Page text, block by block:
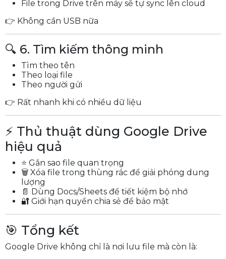
File trong Drive trên máy sẽ tự sync lên cloud
👉 Không cần USB nữa
🔍 6. Tìm kiếm thông minh
Tìm theo tên
Theo loại file
Theo người gửi
👉 Rất nhanh khi có nhiều dữ liệu
⚡ Thủ thuật dùng Google Drive
hiệu quả
⭐ Gắn sao file quan trọng
🗑 Xóa file trong thùng rác để giải phóng dung
lượng
📄 Dùng Docs/Sheets để tiết kiệm bộ nhớ
🔐 Giới hạn quyền chia sẻ để bảo mật
🎯 Tổng kết
Google Drive không chỉ là nơi lưu file mà còn là: